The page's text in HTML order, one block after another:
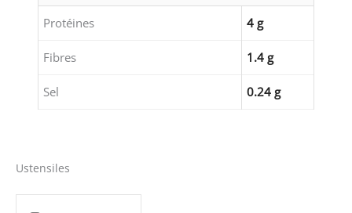
Protéines 4 g
Fibres 1.4 g
Sel 0.24 g
Ustensiles